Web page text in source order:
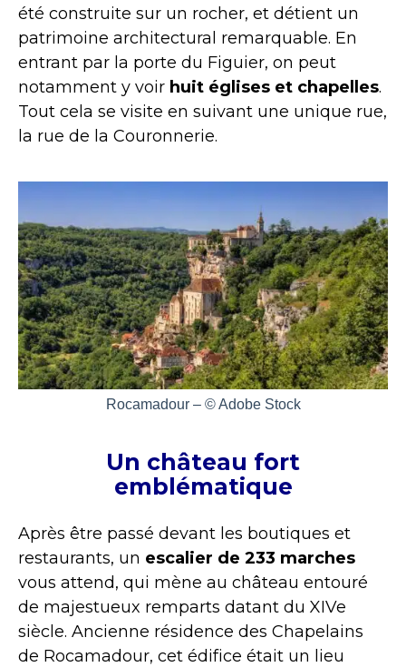
été construite sur un rocher, et détient un
patrimoine architectural remarquable. En
entrant par la porte du Figuier, on peut
notamment y voir huit églises et chapelles.
Tout cela se visite en suivant une unique rue,
la rue de la Couronnerie.
Rocamadour – © Adobe Stock
Un château fort
emblématique
Après être passé devant les boutiques et
restaurants, un escalier de 233 marches
vous attend, qui mène au château entouré
de majestueux remparts datant du XIVe
siècle. Ancienne résidence des Chapelains
de Rocamadour, cet édifice était un lieu